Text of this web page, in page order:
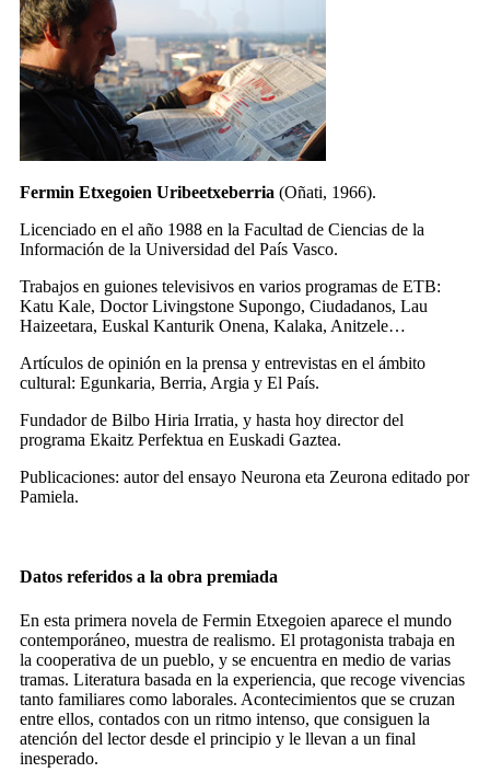
Fermin Etxegoien Uribeetxeberria (Oñati, 1966).
Licenciado en el año 1988 en la Facultad de Ciencias de la
Información de la Universidad del País Vasco.
Trabajos en guiones televisivos en varios programas de ETB:
Katu Kale, Doctor Livingstone Supongo, Ciudadanos, Lau
Haizeetara, Euskal Kanturik Onena, Kalaka, Anitzele…
Artículos de opinión en la prensa y entrevistas en el ámbito
cultural: Egunkaria, Berria, Argia y El País.
Fundador de Bilbo Hiria Irratia, y hasta hoy director del
programa Ekaitz Perfektua en Euskadi Gaztea.
Publicaciones: autor del ensayo Neurona eta Zeurona editado por
Pamiela.
Datos referidos a la obra premiada
En esta primera novela de Fermin Etxegoien aparece el mundo
contemporáneo, muestra de realismo. El protagonista trabaja en
la cooperativa de un pueblo, y se encuentra en medio de varias
tramas. Literatura basada en la experiencia, que recoge vivencias
tanto familiares como laborales. Acontecimientos que se cruzan
entre ellos, contados con un ritmo intenso, que consiguen la
atención del lector desde el principio y le llevan a un final
inesperado.